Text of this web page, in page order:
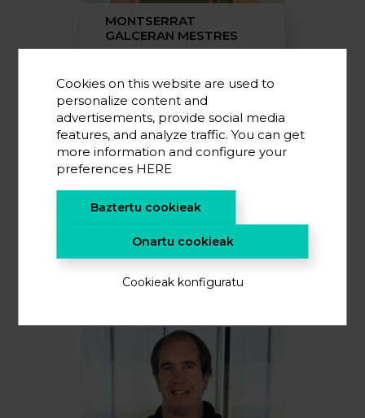
MONTSERRAT
GALCERAN MESTRES
IKERLARI SENIOR
NICHOLAS EDWARD
IKERLARI SENIOR
Cookies on this website are used to
personalize content and
advertisements, provide social media
features, and analyze traffic. You can get
more information and configure your
preferences HERE
Baztertu cookieak
Onartu cookieak
Cookieak konfiguratu